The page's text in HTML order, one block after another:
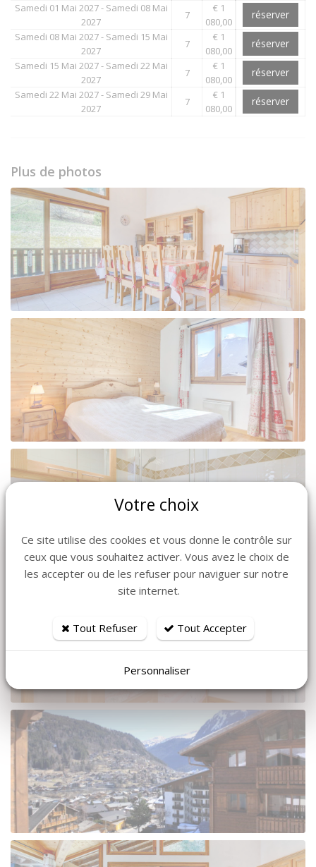
Samedi 01 Mai 2027 - Samedi 08 Mai
2027
7
€ 1
080,00
réserver
Samedi 08 Mai 2027 - Samedi 15 Mai
2027
7
€ 1
080,00
réserver
Samedi 15 Mai 2027 - Samedi 22 Mai
2027
7
€ 1
080,00
réserver
Samedi 22 Mai 2027 - Samedi 29 Mai
2027
7
€ 1
080,00
réserver
Plus de photos
Votre choix
Ce site utilise des cookies et vous donne le contrôle sur
ceux que vous souhaitez activer. Vous avez le choix de
les accepter ou de les refuser pour naviguer sur notre
site internet.
Tout Refuser Tout Accepter
Personnaliser